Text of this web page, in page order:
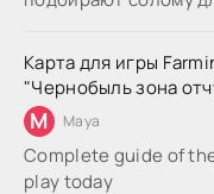
Карта для игры
"Чернобыль зона
M Maya
Complete guide of
play today